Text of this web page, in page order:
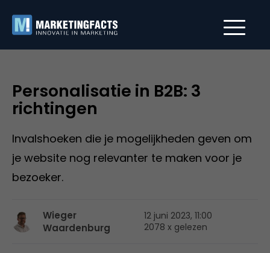
Personalisatie in B2B: 3
richtingen
Invalshoeken die je mogelijkheden geven om
je website nog relevanter te maken voor je
bezoeker.
Wieger
Waardenburg
12 juni 2023, 11:00
2078 x gelezen